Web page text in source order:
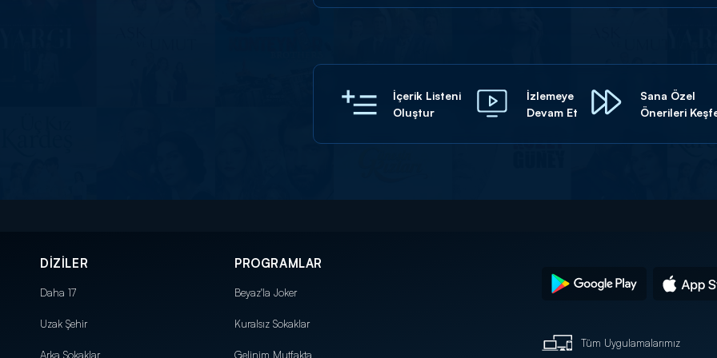
İçerik Listeni
Oluştur
İzlemeye
Devam Et
Sana Özel
Önerileri
DİZİLER
Daha 17
Uzak Şehir
Arka Sokaklar
PROGRAMLAR
Beyaz'la Joker
Kuralsız Sokaklar
Gelinim Mutfakta
Tüm Uygulamalarımız